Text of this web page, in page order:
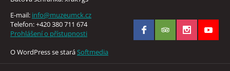
E-mail: info@muzeumck.cz
Telefon: +420 380 711 674
Prohlášení o přístupnosti
O WordPress se stará Softmedia